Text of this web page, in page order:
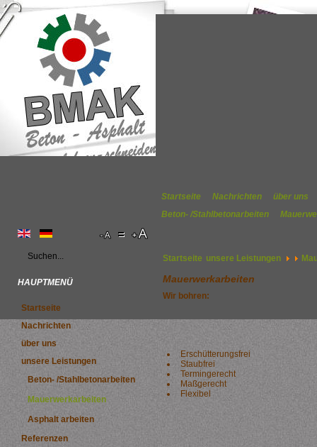
Startseite Nachrichten
über uns
Beton- /Stahlbetonarbeiten
Startseite unsere Leistungen
HAUPTMENÜ
Startseite
Nachrichten
über uns
unsere Leistungen
Beton- /Stahlbetonarbeiten
Mauerwerkarbeiten
Asphalt arbeiten
Referenzen
Mauerwerkarbeiten
Wir bohren:
Erschütterungsfrei
Staubfrei
Termingerecht
Maßgerecht
Flexibel